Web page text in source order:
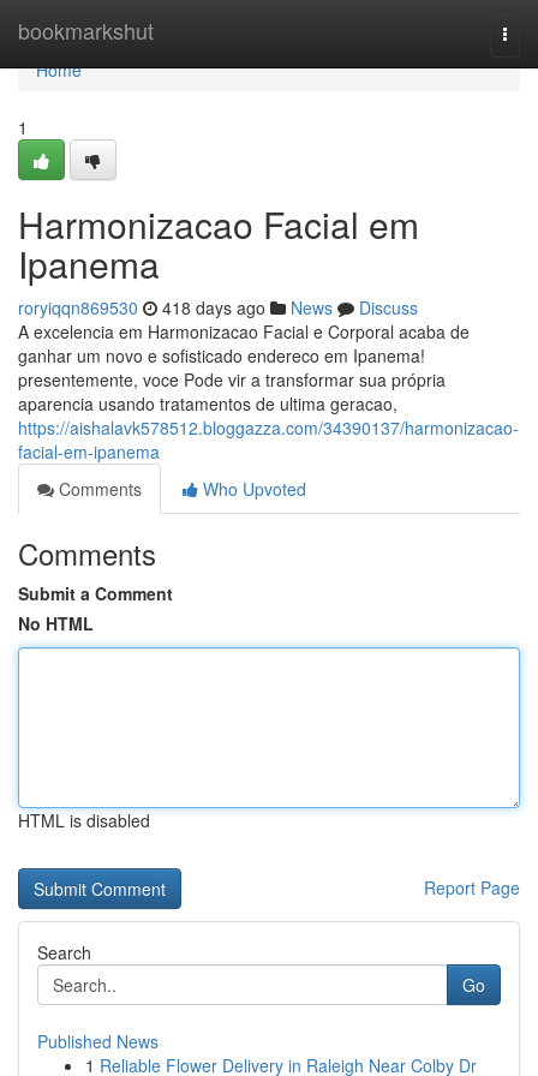
bookmarkshut
Home
Home
1
Harmonizacao Facial em
Ipanema
roryiqqn869530 418 days ago News
Discuss
A excelencia em Harmonizacao Facial e Corporal acaba de
ganhar um novo e sofisticado endereco em Ipanema!
presentemente, voce Pode vir a transformar sua própria
aparencia usando tratamentos de ultima geracao,
https://aishalavk578512.bloggazza.com/34390137/harmonizacao-
facial-em-ipanema
Comments
Who Upvoted
Comments
Submit a Comment
No HTML
HTML is disabled
Report Page
Search
Go
Published News
1 Reliable Flower Delivery in Raleigh Near Colby Dr